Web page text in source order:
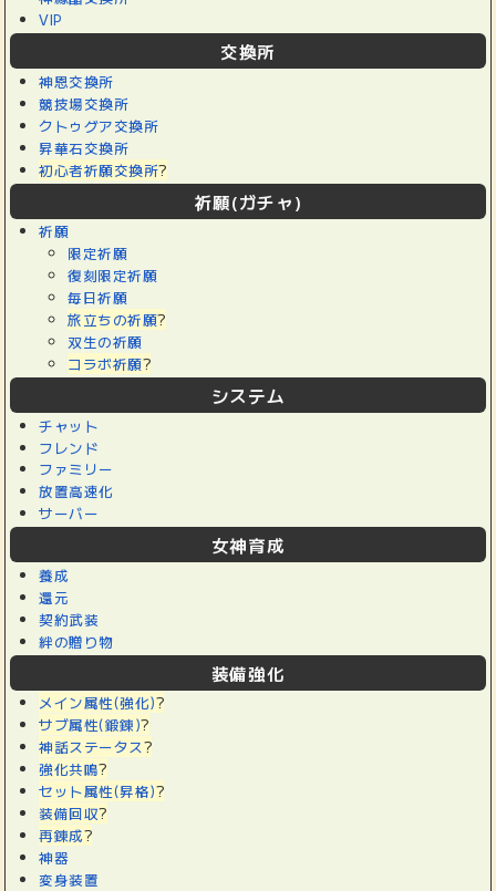
VIP
交換所
神恩交換所
競技場交換所
クトゥグア交換所
昇華石交換所
初心者祈願交換所?
祈願(ガチャ)
祈願
限定祈願
復刻限定祈願
毎日祈願
旅立ちの祈願?
双生の祈願
コラボ祈願?
システム
チャット
フレンド
ファミリー
放置高速化
サーバー
女神育成
養成
還元
契約武装
絆の贈り物
装備強化
メイン属性(強化)?
サブ属性(鍛錬)?
神話ステータス?
強化共鳴?
セット属性(昇格)?
装備回収?
再錬成?
神器
変身装置